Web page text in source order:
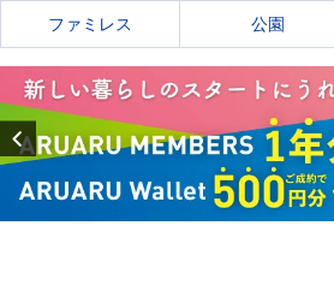
ファミレス 公園
Previous